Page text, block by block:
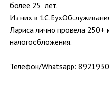
более 25 лет.
Из них в
Лариса лично провела 250+
налогообложения.
Телефон/Whatsapp: